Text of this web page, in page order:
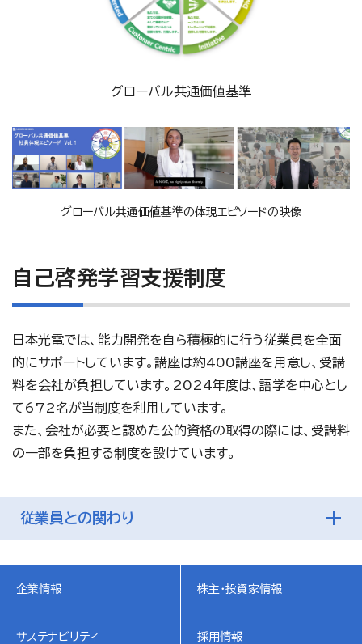
従業員との関わり
グローバル共通価値基準
グローバル共通価値基準の体現エピソードの映像
自己啓発学習支援制度
日本光電では、能力開発を自ら積極的に行う従業員を全面
的にサポートしています。講座は約400講座を用意し、受講
料を会社が負担しています。2024年度は、語学を中心とし
て672名が当制度を利用しています。
また、会社が必要と認めた公的資格の取得の際には、受講料
の一部を負担する制度を設けています。
企業情報 株主・投資家情報
サステナビリティ 採用情報